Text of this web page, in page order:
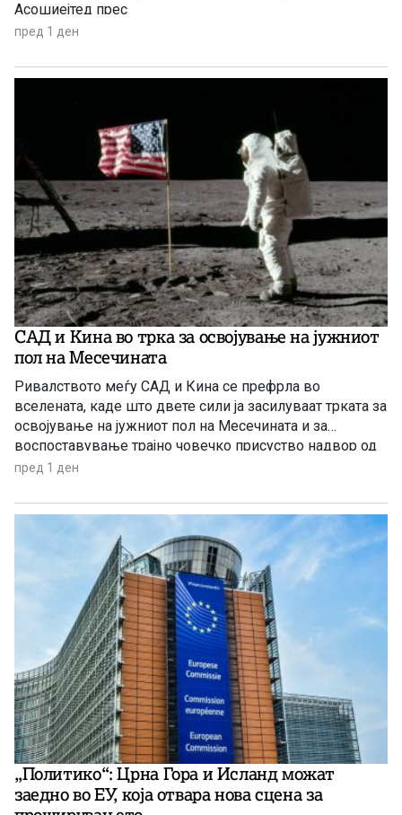
Асошиејтед прес
пред 1 ден
САД и Кина во трка за освојување на јужниот
пол на Месечината
Ривалството меѓу САД и Кина се префрла во
вселената, каде што двете сили ја засилуваат трката за
освојување на јужниот пол на Месечината и за
воспоставување трајно човечко присуство надвор од
Земјата.
пред 1 ден
„Политико“: Црна Гора и Исланд можат
заедно во ЕУ, која отвара нова сцена за